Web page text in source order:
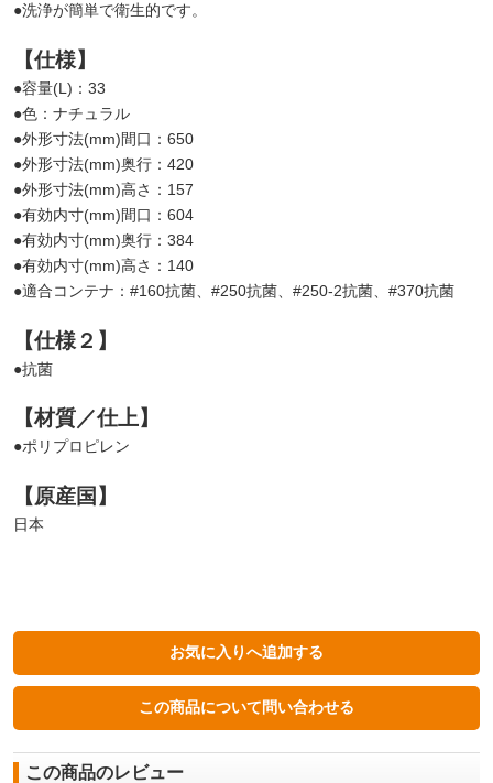
●洗浄が簡単で衛生的です。
【仕様】
●容量(L)：33
●色：ナチュラル
●外形寸法(mm)間口：650
●外形寸法(mm)奥行：420
●外形寸法(mm)高さ：157
●有効内寸(mm)間口：604
●有効内寸(mm)奥行：384
●有効内寸(mm)高さ：140
●適合コンテナ：#160抗菌、#250抗菌、#250-2抗菌、#370抗菌
【仕様２】
●抗菌
【材質／仕上】
●ポリプロピレン
【原産国】
日本
この商品のレビュー